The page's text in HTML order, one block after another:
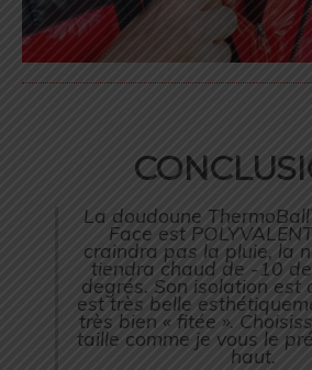
La doudoune
Face est
craindra pas la pluie, la
tiendra chaud de -10
degrés. Son isolation est
est très belle
très bien « fitée ».
taille comme je vous le
haut.